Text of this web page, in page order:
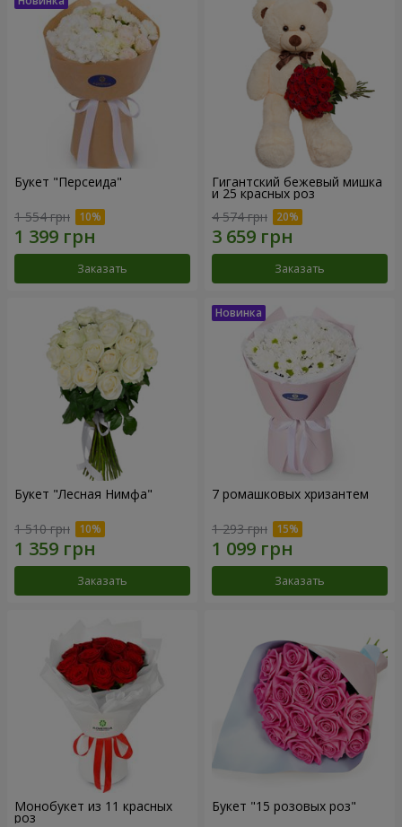
Букет "Персеида"
1 554 грн
Заказать
Гигантский бежевый мишка
и 25 красных роз
4 574 грн
Заказать
Букет "Лесная Нимфа"
1 510 грн
Заказать
7 ромашковых хризантем
1 293 грн
Заказать
Монобукет из 11 красных
роз
Букет "15 розовых роз"